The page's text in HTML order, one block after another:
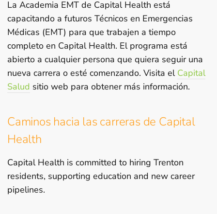
La Academia EMT de Capital Health está
capacitando a futuros Técnicos en Emergencias
Médicas (EMT) para que trabajen a tiempo
completo en Capital Health. El programa está
abierto a cualquier persona que quiera seguir una
nueva carrera o esté comenzando. Visita el Capital
Salud sitio web para obtener más información.
Caminos hacia las carreras de Capital
Health
Capital Health is committed to hiring Trenton
residents, supporting education and new career
pipelines.